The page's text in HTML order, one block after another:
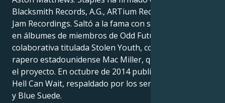
Blacksmith Records, A.G., ARTium Recordings y Def
Jam Recordings. Saltó a la fama con sus apariciones
en álbumes de miembros de Odd Future y su mixtape
colaborativa titulada Stolen Youth, con el también
rapero estadounidense Mac Miller, que produjo todo
el proyecto. En octubre de 2014 publicó su primer EP
Hell Can Wait, respaldado por los sencillos Hands Up
y Blue Suede.